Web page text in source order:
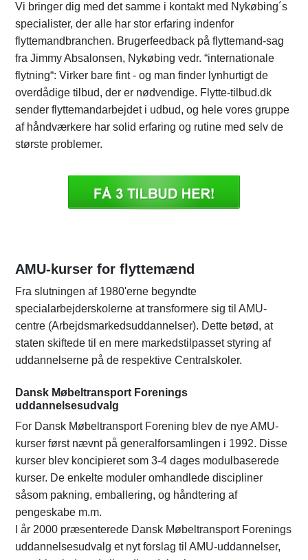
Vi bringer dig med det samme i kontakt med Nykøbing´s
specialister, der alle har stor erfaring indenfor
flyttemandbranchen. Brugerfeedback på flyttemand-sag
fra Jimmy Absalonsen, Nykøbing vedr. “internationale
flytning“: Virker bare fint - og man finder lynhurtigt de
overdådige tilbud, der er nødvendige. Flytte-tilbud.dk
sender flyttemandarbejdet i udbud, og hele vores gruppe
af håndværkere har solid erfaring og rutine med selv de
største problemer.
AMU-kurser for flyttemænd
Fra slutningen af 1980'erne begyndte
specialarbejderskolerne at transformere sig til AMU-
centre (Arbejdsmarkedsuddannelser). Dette betød, at
staten skiftede til en mere markedstilpasset styring af
uddannelserne på de respektive Centralskoler.
Dansk Møbeltransport Forenings
uddannelsesudvalg
For Dansk Møbeltransport Forening blev de nye AMU-
kurser først nævnt på generalforsamlingen i 1992. Disse
kurser blev koncipieret som 3-4 dages modulbaserede
kurser. De enkelte moduler omhandlede discipliner
såsom pakning, emballering, og håndtering af
pengeskabe m.m.
I år 2000 præsenterede Dansk Møbeltransport Forenings
uddannelsesudvalg et nyt forslag til AMU-uddannelser,